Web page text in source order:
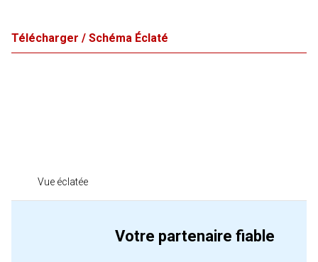
Télécharger / Schéma Éclaté
Vue éclatée
Votre partenaire fiable